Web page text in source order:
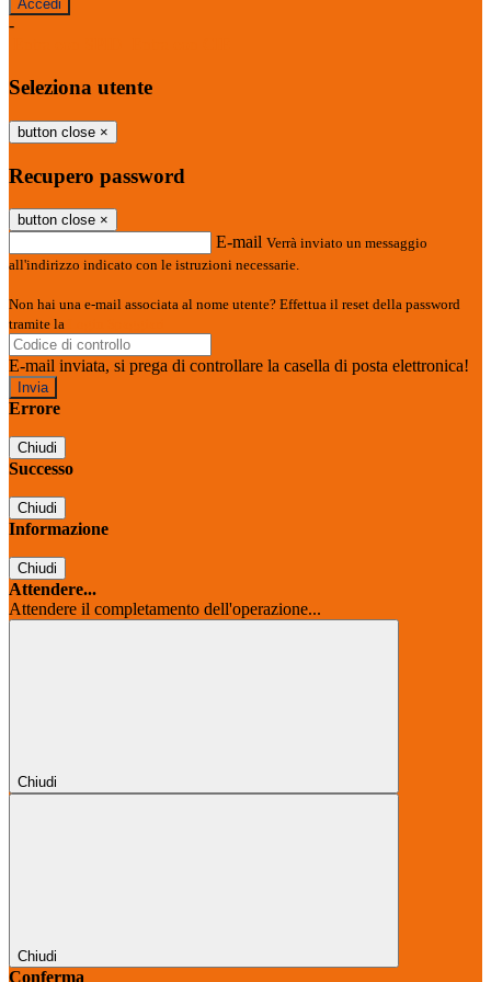
-
Seleziona utente
button close ×
Recupero password
button close ×
E-mail Verrà inviato un messaggio
all'indirizzo indicato con le istruzioni necessarie.
Non hai una e-mail associata al nome utente? Effettua il reset della password
tramite la
E-mail inviata, si prega di controllare la casella di posta elettronica!
Errore
Chiudi
Successo
Chiudi
Informazione
Chiudi
Attendere...
Attendere il completamento dell'operazione...
Chiudi
Chiudi
Conferma